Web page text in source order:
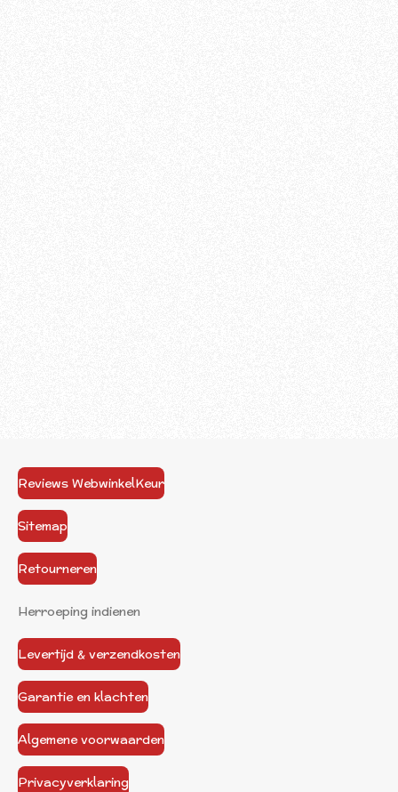
Reviews WebwinkelKeur
Sitemap
Retourneren
Herroeping indienen
Levertijd & verzendkosten
Garantie en klachten
Algemene voorwaarden
Privacyverklaring